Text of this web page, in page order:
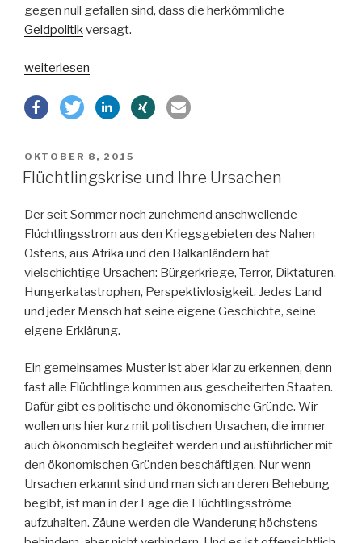
gegen null gefallen sind, dass die herkömmliche
Geldpolitikversagt.
„Ökonomische
der
weiterlesen
VERÖFFENTLICHT
AM
OKTOBER 8, 2015
Flüchtlingskrise und Ihre Ursachen
Der seit Sommer noch zunehmend anschwellende
Flüchtlingsstrom aus den Kriegsgebieten des Nahen
Ostens, aus Afrika und den Balkanländern hat
vielschichtige Ursachen: Bürgerkriege, Terror, Diktaturen,
Hungerkatastrophen, Perspektivlosigkeit. Jedes Land
und jeder Mensch hat seine eigene Geschichte, seine
eigene Erklärung.
Ein gemeinsames Muster ist aber klar zu erkennen, denn
fast alle Flüchtlinge kommen aus gescheiterten Staaten.
Dafür gibt es politische und ökonomische Gründe. Wir
wollen uns hier kurz mit politischen Ursachen, die immer
auch ökonomisch begleitet werden und ausführlicher mit
den ökonomischen Gründen beschäftigen. Nur wenn
Ursachen erkannt sind und man sich an deren Behebung
begibt, ist man in der Lage die Flüchtlingsströme
aufzuhalten. Zäune werden die Wanderung höchstens